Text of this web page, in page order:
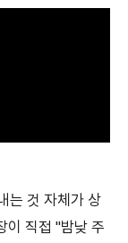
는 것 자체가 상
이 직접 "밤낮 주